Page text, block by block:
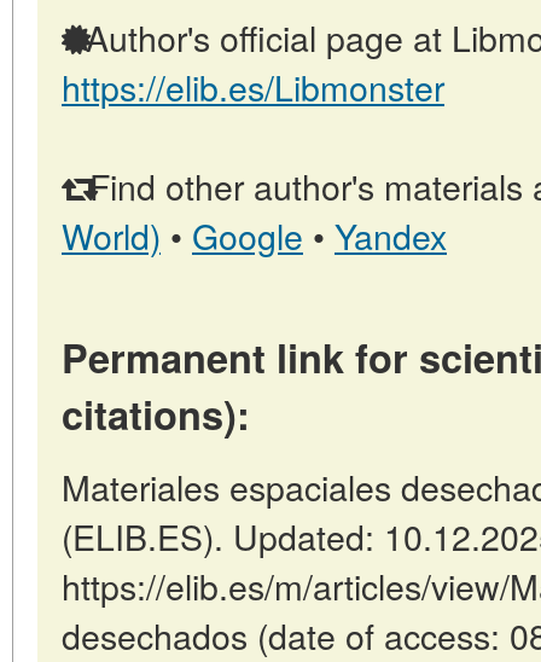
Author's official page at
https://elib.es/Libmonster
Find other author's materials
World) • Google • Yandex
Permanent link for
citations):
Materiales espaciales
(ELIB.ES). Updated:
https://elib.es/m/articles/view/
desechados (date of access: